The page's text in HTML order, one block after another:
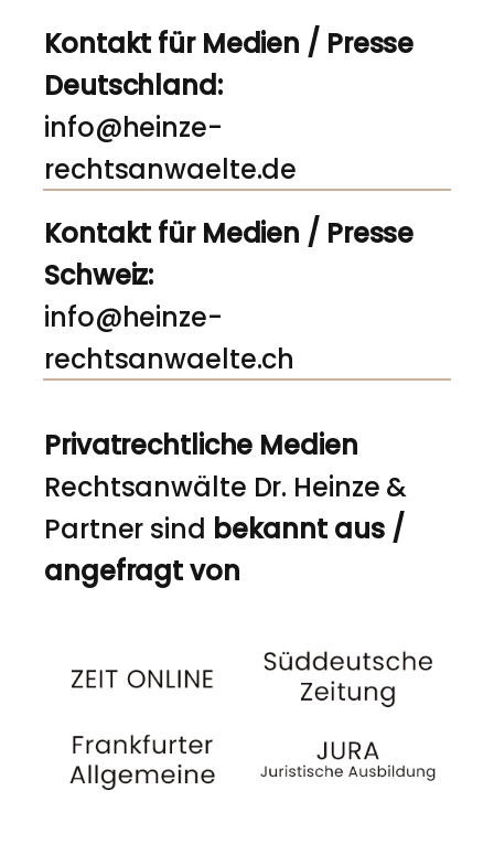
Kontakt für Medien / Presse
Deutschland:
info@heinze-
rechtsanwaelte.de
Kontakt für Medien / Presse
Schweiz:
info@heinze-
rechtsanwaelte.ch
Privatrechtliche Medien
Rechtsanwälte Dr. Heinze &
Partner sind bekannt aus /
angefragt von